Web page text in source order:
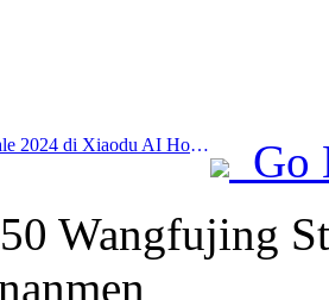
Prev:Il salone digitale 2024 di Xiaodu AI Hotel si è concluso con successo! Accelerare la ricostruzione della futura esperienza alberghiera
Go
Wangfujing